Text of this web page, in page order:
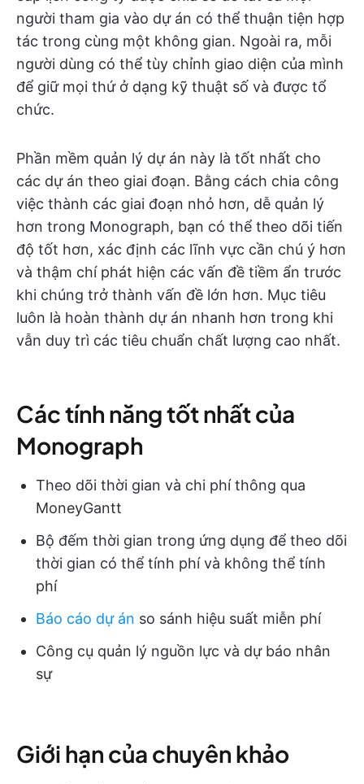
người tham gia vào dự án có thể thuận tiện hợp
tác trong cùng một không gian. Ngoài ra, mỗi
người dùng có thể tùy chỉnh giao diện của mình
để giữ mọi thứ ở dạng kỹ thuật số và được tổ
chức.
Phần mềm quản lý dự án này là tốt nhất cho
các dự án theo giai đoạn. Bằng cách chia công
việc thành các giai đoạn nhỏ hơn, dễ quản lý
hơn trong Monograph, bạn có thể theo dõi tiến
độ tốt hơn, xác định các lĩnh vực cần chú ý hơn
và thậm chí phát hiện các vấn đề tiềm ẩn trước
khi chúng trở thành vấn đề lớn hơn. Mục tiêu
luôn là hoàn thành dự án nhanh hơn trong khi
vẫn duy trì các tiêu chuẩn chất lượng cao nhất.
Các tính năng tốt nhất của
Monograph
Theo dõi thời gian và chi phí thông qua
MoneyGantt
Bộ đếm thời gian trong ứng dụng để theo dõi
thời gian có thể tính phí và không thể tính
phí
Báo cáo dự án so sánh hiệu suất miễn phí
Công cụ quản lý nguồn lực và dự báo nhân
sự
Giới hạn của chuyên khảo